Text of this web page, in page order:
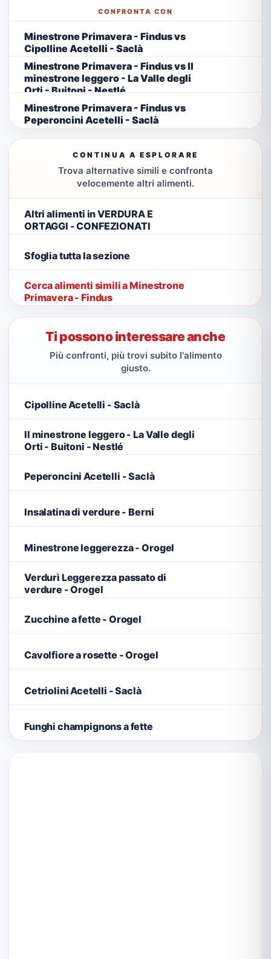
CONFRONTA CON
Minestrone Primavera - Findus vs
Cipolline Acetelli - Saclà
Minestrone Primavera - Findus vs Il
minestrone leggero - La Valle degli
Orti - Buitoni - Nestlé
Minestrone Primavera - Findus vs
Peperoncini Acetelli - Saclà
CONTINUA A ESPLORARE
Trova alternative simili e confronta
velocemente altri alimenti.
Altri alimenti in VERDURA E
ORTAGGI - CONFEZIONATI
Sfoglia tutta la sezione
Cerca alimenti simili a Minestrone
Primavera - Findus
Ti possono interessare anche
Più confronti, più trovi subito l'alimento
giusto.
Cipolline Acetelli - Saclà
Il minestrone leggero - La Valle degli
Orti - Buitoni - Nestlé
Peperoncini Acetelli - Saclà
Insalatina di verdure - Berni
Minestrone leggerezza - Orogel
Verdurì Leggerezza passato di
verdure - Orogel
Zucchine a fette - Orogel
Cavolfiore a rosette - Orogel
Cetriolini Acetelli - Saclà
Funghi champignons a fette